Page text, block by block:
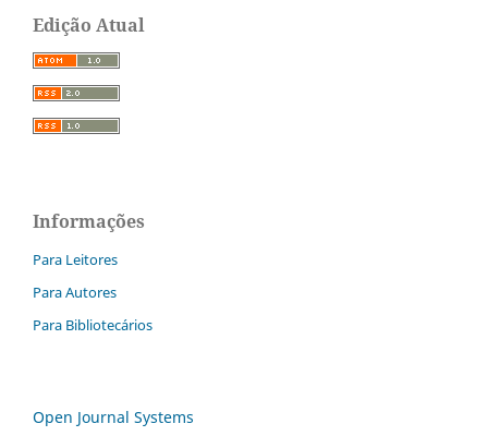
Edição Atual
Informações
Para Leitores
Para Autores
Para Bibliotecários
Open Journal Systems